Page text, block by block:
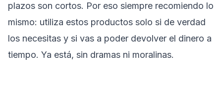
plazos son cortos. Por eso siempre recomiendo lo
mismo: utiliza estos productos solo si de verdad
los necesitas y si vas a poder devolver el dinero a
tiempo. Ya está, sin dramas ni moralinas.